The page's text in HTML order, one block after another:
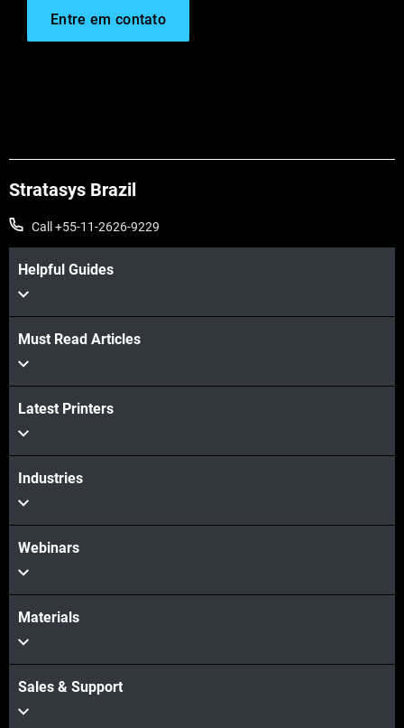
Entre em contato
Stratasys Brazil
Call +55-11-2626-9229
Helpful Guides
Must Read Articles
Latest Printers
Industries
Webinars
Materials
Sales & Support